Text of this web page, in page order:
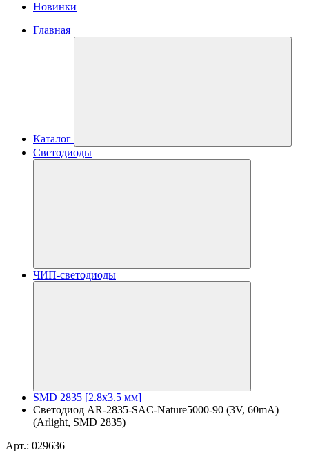
Новинки
Главная
Каталог
Светодиоды
ЧИП-светодиоды
SMD 2835 [2.8x3.5 мм]
Светодиод AR-2835-SAC-Nature5000-90 (3V, 60mA)
(Arlight, SMD 2835)
Арт.: 029636